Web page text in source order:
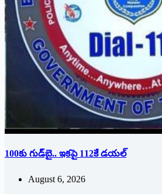
100కు గుడ్‌బై.. ఇకపై 112కే డయల్
August 6, 2026